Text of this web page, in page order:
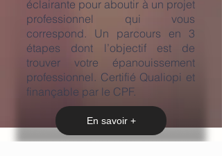
éclairante pour aboutir à un projet
professionnel qui vous
correspond. Un parcours en 3
étapes dont l’objectif est de
trouver votre épanouissement
professionnel. Certifié Qualiopi et
finançable par le CPF.
En savoir +